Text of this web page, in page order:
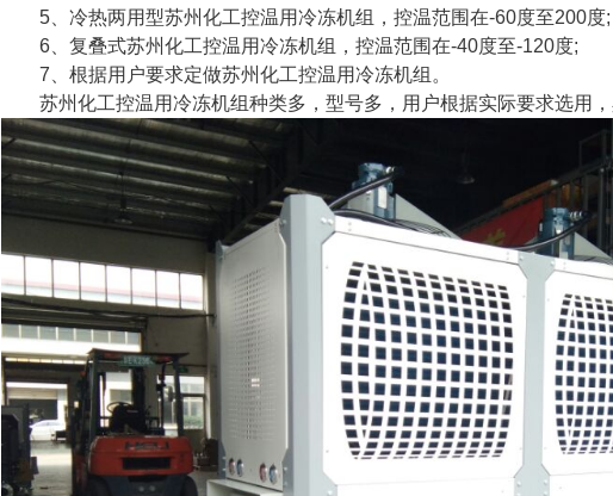
5、冷热两用型苏州化工控温用冷冻机组，控温范围在-60度至200度;
6、复叠式苏州化工控温用冷冻机组，控温范围在-40度至-120度;
7、根据用户要求定做苏州化工控温用冷冻机组。
苏州化工控温用冷冻机组种类多，型号多，用户根据实际要求选用，